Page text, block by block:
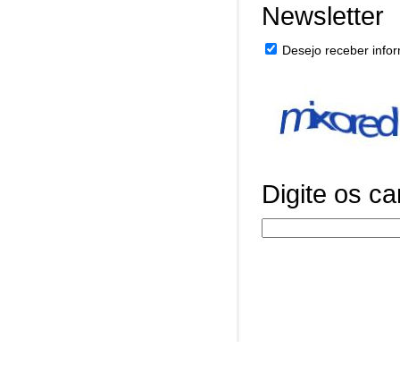
Newsletter
Desejo receber
Digite os